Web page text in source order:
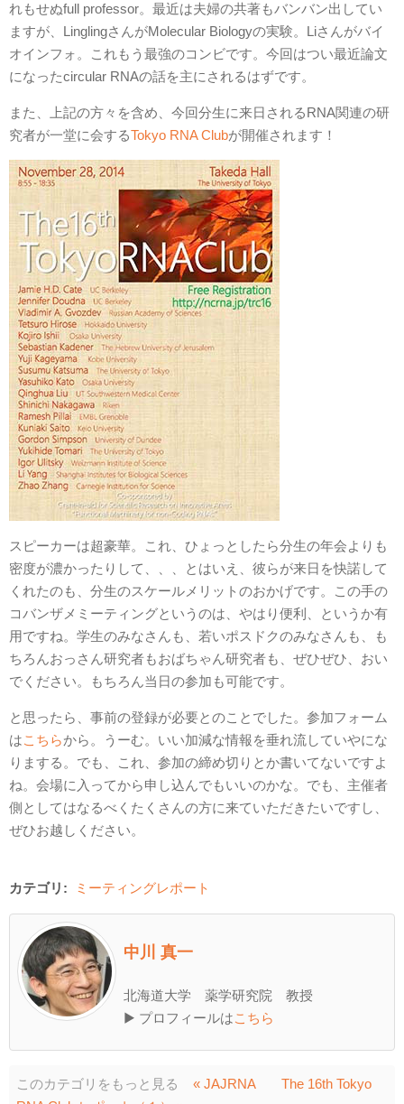
れもせぬfull professor。最近は夫婦の共著もバンバン出してい
ますが、LinglingさんがMolecular Biologyの実験。Liさんがバイ
オインフォ。これもう最強のコンビです。今回はつい最近論文
になったcircular RNAの話を主にされるはずです。
また、上記の方々を含め、今回分生に来日されるRNA関連の研
究者が一堂に会するTokyo RNA Clubが開催されます！
スピーカーは超豪華。これ、ひょっとしたら分生の年会よりも
密度が濃かったりして、、、とはいえ、彼らが来日を快諾して
くれたのも、分生のスケールメリットのおかげです。この手の
コバンザメミーティングというのは、やはり便利、というか有
用ですね。学生のみなさんも、若いポスドクのみなさんも、も
ちろんおっさん研究者もおばちゃん研究者も、ぜひぜひ、おい
でください。もちろん当日の参加も可能です。
と思ったら、事前の登録が必要とのことでした。参加フォーム
はこちらから。うーむ。いい加減な情報を垂れ流していやにな
りまする。でも、これ、参加の締め切りとか書いてないですよ
ね。会場に入ってから申し込んでもいいのかな。でも、主催者
側としてはなるべくたくさんの方に来ていただきたいですし、
ぜひお越しください。
カテゴリ: ミーティングレポート
中川 真一
北海道大学 薬学研究院 教授
▶ プロフィールはこちら
このカテゴリをもっと見る « JAJRNA
The 16th Tokyo